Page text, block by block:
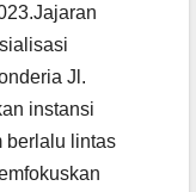
Jl.
instansi
berlalu lintas